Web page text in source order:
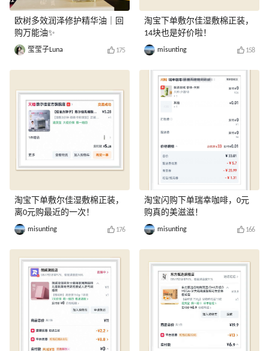
欧树多效润泽修护精华油｜回
购万能油✨
莹莹子Luna 175
淘宝下单敷尔佳湿敷棉正装，
离0元购最近的一次！
misunting 176
淘宝下单敷尔佳湿敷棉正装，
14块也是好价啦！
misunting 158
淘宝闪购下单瑞幸咖啡，0元
购真的美滋滋！
misunting 166